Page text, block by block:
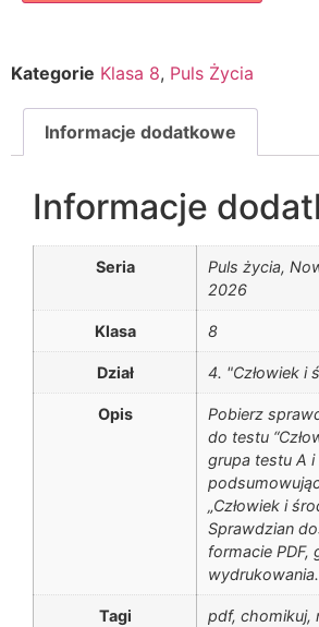
Kategorie Klasa 8, Puls Życia
Informacje dodatkowe
Informacje
Seria
Puls życia,
2026
Klasa 8
Dział 4. "Człowiek i
Opis
Pobierz
do testu
grupa testu A i
„Człowiek i
Sprawdzian
formacie PDF,
wydrukowania.
Tagi
pdf, chomikuj,